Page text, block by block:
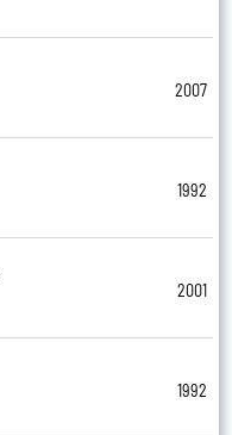
2007
1992
2001
1992